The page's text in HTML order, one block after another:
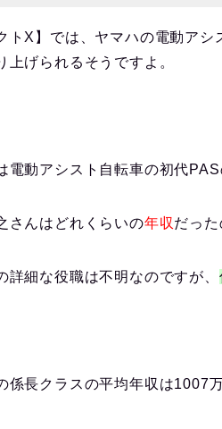
トX】では、ヤマハの電動ア
上げられるそうですよ。
電動アシスト自転車の初代
さんは どれくらいの年収だった
詳細な役職は不明なのですが、
係長クラスの平均年収は1007